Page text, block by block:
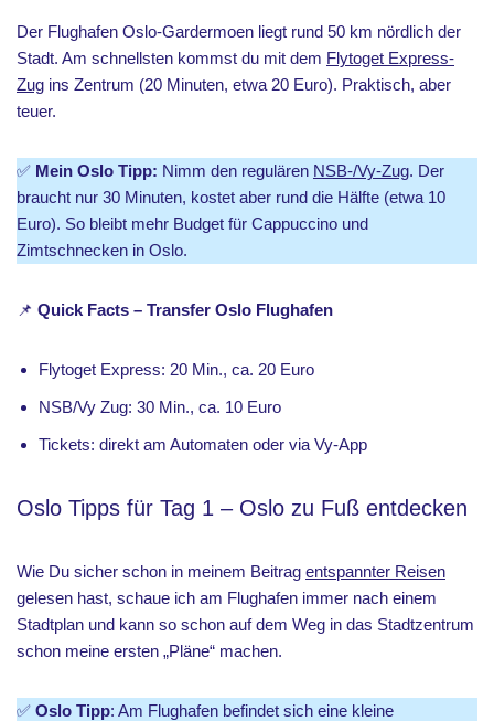
Der Flughafen Oslo-Gardermoen liegt rund 50 km nördlich der
Stadt. Am schnellsten kommst du mit dem Flytoget Express-
Zug ins Zentrum (20 Minuten, etwa 20 Euro). Praktisch, aber
teuer.
✅ Mein Oslo Tipp: Nimm den regulären NSB-/Vy-Zug. Der
braucht nur 30 Minuten, kostet aber rund die Hälfte (etwa 10
Euro). So bleibt mehr Budget für Cappuccino und
Zimtschnecken in Oslo.
📌 Quick Facts – Transfer Oslo Flughafen
Flytoget Express: 20 Min., ca. 20 Euro
NSB/Vy Zug: 30 Min., ca. 10 Euro
Tickets: direkt am Automaten oder via Vy-App
Oslo Tipps für Tag 1 – Oslo zu Fuß entdecken
Wie Du sicher schon in meinem Beitrag entspannter Reisen
gelesen hast, schaue ich am Flughafen immer nach einem
Stadtplan und kann so schon auf dem Weg in das Stadtzentrum
schon meine ersten „Pläne“ machen.
✅ Oslo Tipp: Am Flughafen befindet sich eine kleine